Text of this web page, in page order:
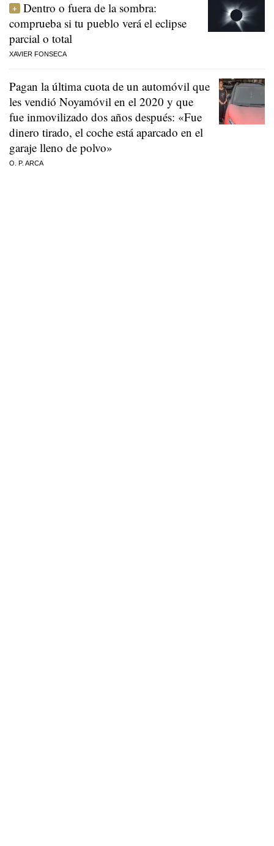
Dentro o fuera de la sombra:
comprueba si tu pueblo verá el eclipse
parcial o total
XAVIER FONSECA
Pagan la última cuota de un automóvil que
les vendió Noyamóvil en el 2020 y que
fue inmovilizado dos años después: «Fue
dinero tirado, el coche está aparcado en el
garaje lleno de polvo»
O. P. ARCA